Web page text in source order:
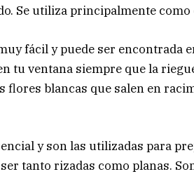
Se utiliza principalmente
fácil y puede ser encontrada
tu ventana siempre que la
flores blancas que salen en
y son las utilizadas para
tanto rizadas como planas.